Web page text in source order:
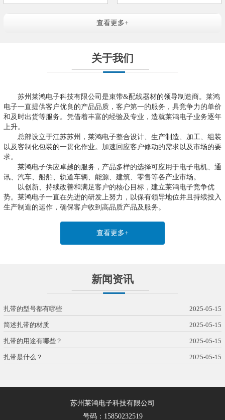
查看更多+
关于我们
苏州莱鸿电子科技有限公司是束带&配线器材的领导制造商。莱鸿
电子一直提供客户优良的产品品质，客户第一的服务，具竞争力的单价
和及时出货等服务。凭借着丰富的经验及专业，造就莱鸿电子业务逐年
上升。
总部设立于江苏苏州，莱鸿电子整合设计、生产制造、加工、组装
以及客制化包装的一贯化作业。加速回应客户修动的需求以及市场的要
求。
莱鸿电子供应卓越的服务，产品多样的选择可应用于电子电机、通
讯、汽车、船舶、轨道车辆、能源、建筑、零售等各产业市场。
以创新、持续改善和满足客户的核心目标，建立莱鸿电子竞争优
势。莱鸿电子一直在先进的研发上努力，以保有领导地位并且持续投入
生产制造的运作，确保客户收到高品质产品及服务。
查看更多+
新闻资讯
扎带的型号都有哪些 2025-05-15
简述扎带的材质 2025-05-15
扎带的用途有哪些？ 2025-05-15
扎带是什么？ 2025-05-15
苏州莱鸿电子科技有限公司
号码：15850232519